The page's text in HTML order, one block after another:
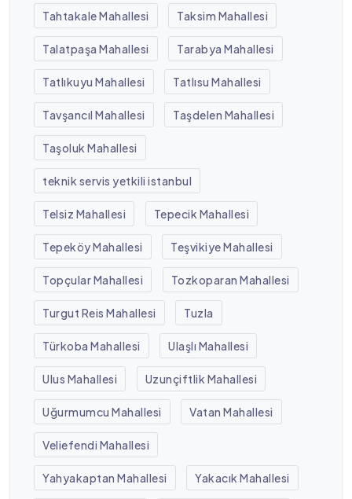
Tahtakale Mahallesi Taksim Mahallesi
Talatpaşa Mahallesi Tarabya Mahallesi
Tatlıkuyu Mahallesi Tatlısu Mahallesi
Tavşancıl Mahallesi Taşdelen Mahallesi
Taşoluk Mahallesi
teknik servis yetkili istanbul
Telsiz Mahallesi Tepecik Mahallesi
Tepeköy Mahallesi Teşvikiye Mahallesi
Topçular Mahallesi Tozkoparan Mahallesi
Turgut Reis Mahallesi Tuzla
Türkoba Mahallesi Ulaşlı Mahallesi
Ulus Mahallesi Uzunçiftlik Mahallesi
Uğurmumcu Mahallesi Vatan Mahallesi
Veliefendi Mahallesi
Yahyakaptan Mahallesi Yakacık Mahallesi